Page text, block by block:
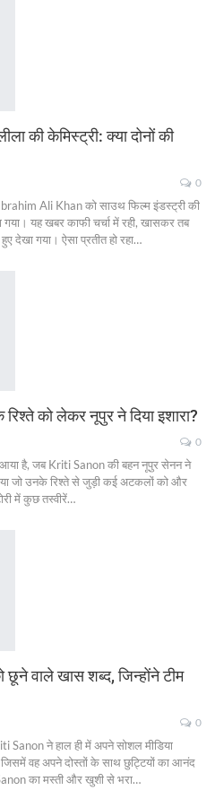
की केमिस्ट्री: क्या दोनों की
0
Ali Khan को साउथ फिल्म इंडस्ट्री की
यह खबर काफी चर्चा में रही, खासकर तब
देखा गया। ऐसा प्रतीत हो रहा…
को लेकर नूपुर ने दिया इशारा?
0
आया है, जब Kriti Sanon की बहन नूपुर सेनन ने
जो उनके रिश्ते से जुड़ी कई अटकलों को और
में कुछ तस्वीरें…
वाले खास शब्द, जिन्होंने टीम
0
Sanon ने हाल ही में अपने सोशल मीडिया
वह अपने दोस्तों के साथ छुट्टियों का आनंद
का मस्ती और खुशी से भरा…